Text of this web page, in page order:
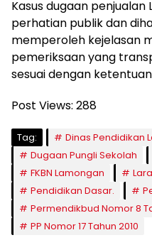
Kasus dugaan penjualan
perhatian publik dan
memperoleh kejelasan
pemeriksaan yang
sesuai dengan
Post Views: 288
Tag:
Dinas Pendidikan
Dugaan Pungli Sekolah
FKBN Lamongan
Pendidikan Dasar.
Permendikbud Nomor 8
PP Nomor 17 Tahun 2010